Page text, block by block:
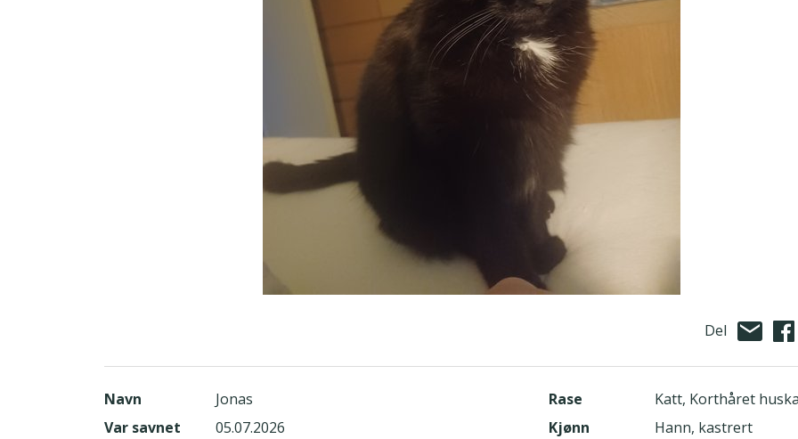
Del
Navn
Jonas
Var savnet
05.07.2026
Rase
Katt, Korthåret
Kjønn
Hann, kastrert